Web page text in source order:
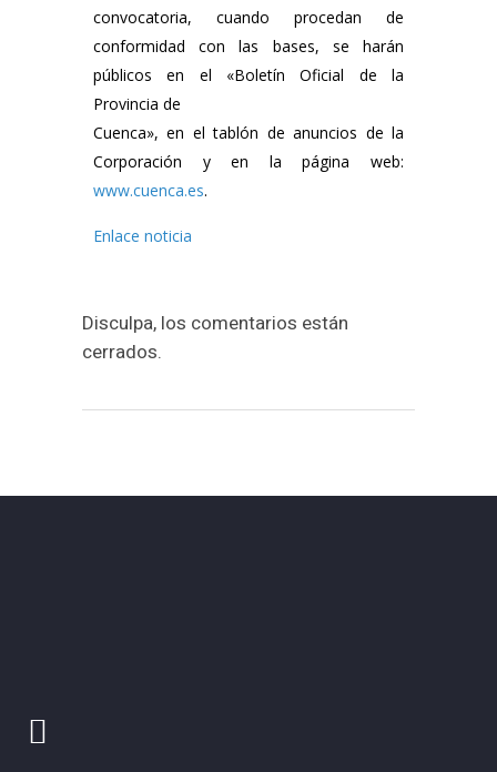
convocatoria, cuando procedan de
conformidad con las bases, se harán
públicos en el «Boletín Oficial de la
Provincia de
Cuenca», en el tablón de anuncios de la
Corporación y en la página web:
www.cuenca.es.
Enlace noticia
Disculpa, los comentarios están
cerrados.